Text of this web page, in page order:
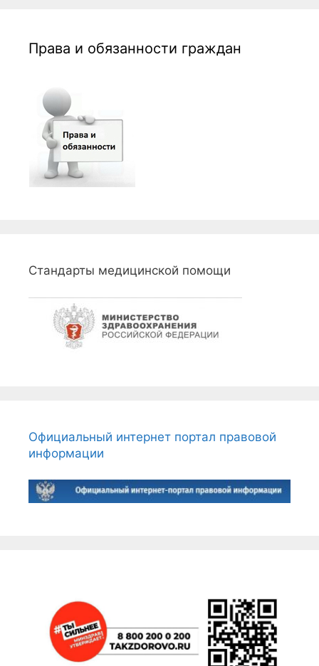
Права и обязанности граждан
Стандарты медицинской помощи
Официальный интернет портал правовой
информации